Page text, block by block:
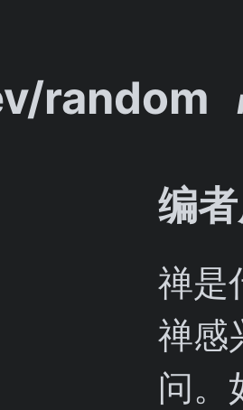
random
编
禅是
禅感
问。